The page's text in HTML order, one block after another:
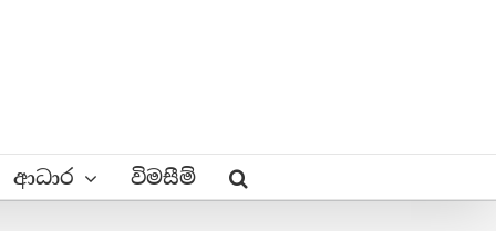
ආධාර විමසීම්